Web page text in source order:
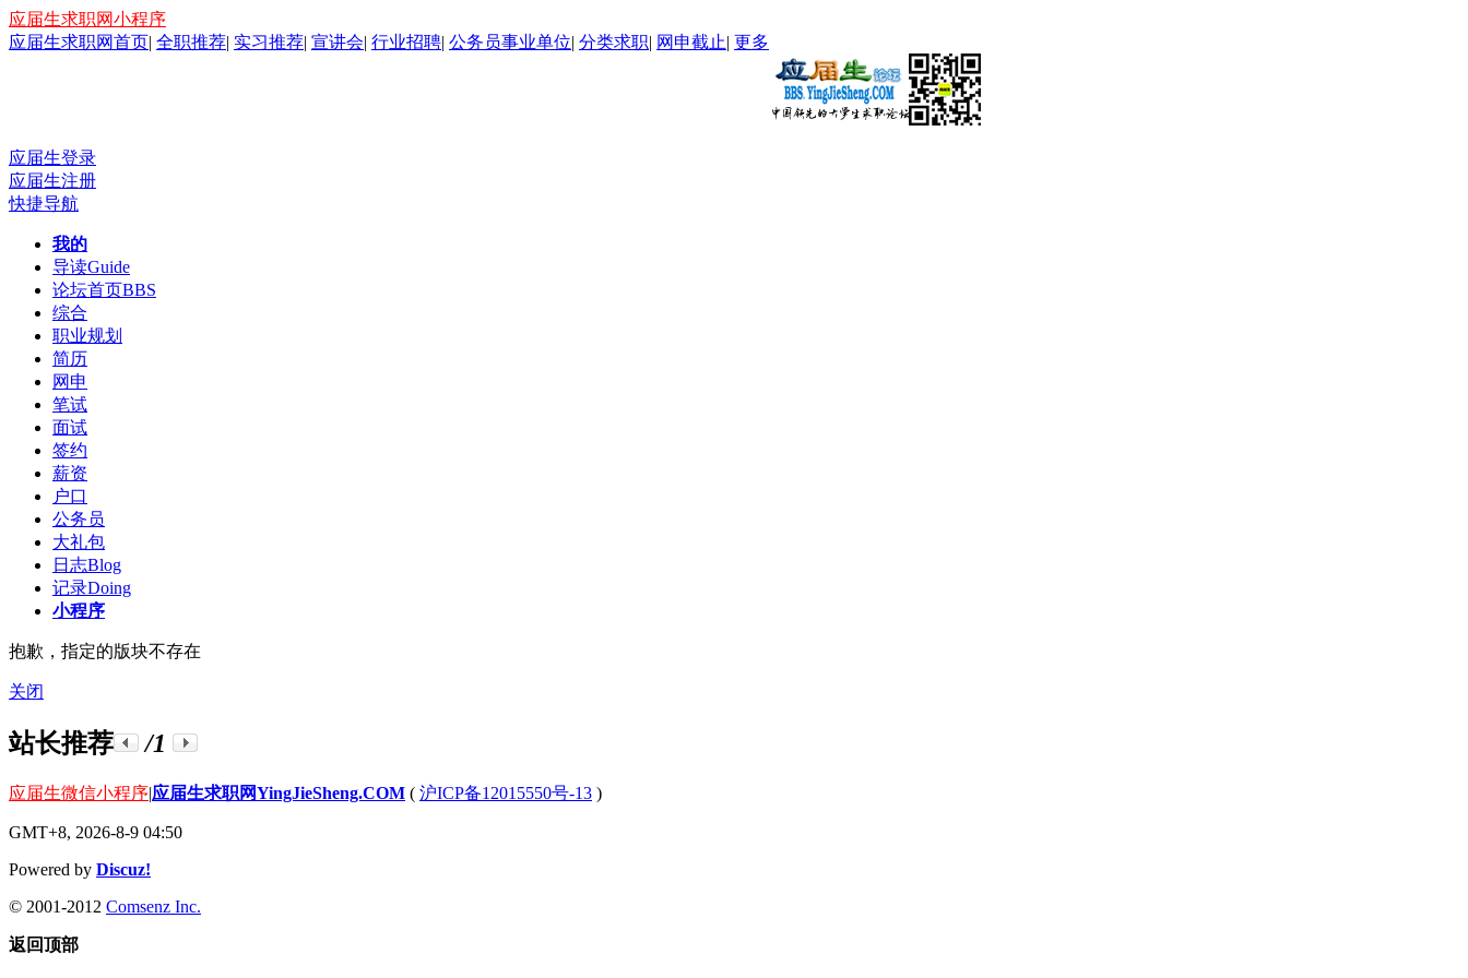
应届生求职网小程序
应届生求职网首页| 全职推荐| 实习推荐| 宣讲会| 行业招聘| 公务员事业单位| 分类求职| 网申截止| 更多
应届生登录
应届生注册
快捷导航
我的
导读Guide
论坛首页BBS
综合
职业规划
简历
网申
笔试
面试
签约
薪资
户口
公务员
大礼包
日志Blog
记录Doing
小程序
抱歉，指定的版块不存在
关闭
站长推荐 /1
应届生微信小程序|应届生求职网YingJieSheng.COM ( 沪ICP备12015550号-13 )
GMT+8, 2026-8-9 04:50
Powered by Discuz!
© 2001-2012 Comsenz Inc.
返回顶部